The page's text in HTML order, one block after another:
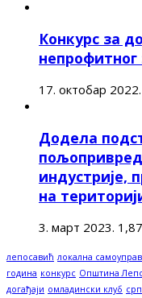
Конкурс за
17. октобар 2022.
Додела
индустрије,
на
3. март 2023.
лепосавић локална
година конкурс Општина
догађаји омладински клуб